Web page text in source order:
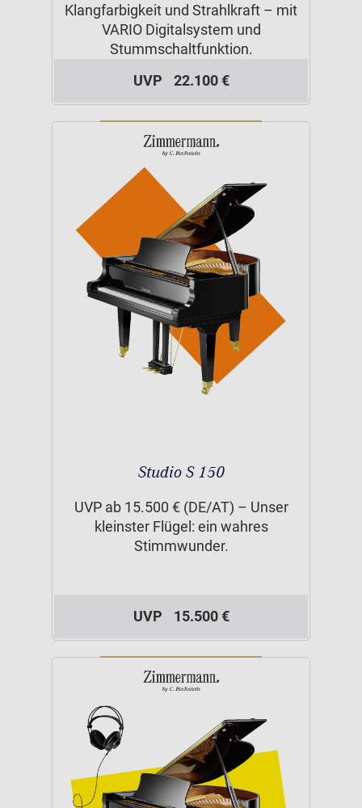
Klangfarbigkeit und Strahlkraft – mit
VARIO Digitalsystem und
Stummschaltfunktion.
UVP
22.100 €
Studio S 150
UVP ab 15.500 € (DE/AT) – Unser
kleinster Flügel: ein wahres
Stimmwunder.
UVP 15.500 €